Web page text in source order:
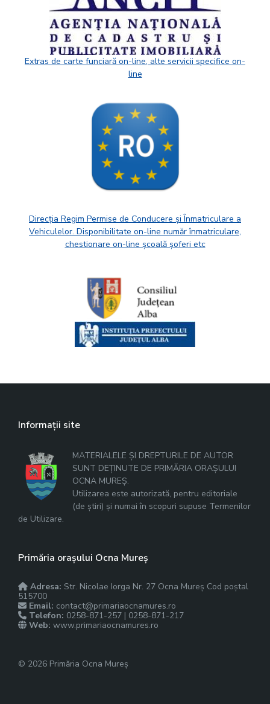
Extras de carte funciară on-line, alte servicii specifice on-
line
Direcția Regim Permise de Conducere și Înmatriculare a
Vehiculelor. Disponibilitate on-line număr înmatriculare,
chestionare on-line școală șoferi etc
Informații site
MATERIALELE ȘI DREPTURILE DE AUTOR
SUNT DEȚINUTE DE PRIMĂRIA ORAȘULUI
OCNA MUREȘ.
Utilizarea este autorizată, pentru editoriale
(de știri) și numai în scopuri supuse Termenilor
de Utilizare.
Primăria orașului Ocna Mureș
Adresa: Str. Nicolae Iorga Nr. 27 Ocna Mureș Cod poștal
515700
Email: contact@primariaocnamures.ro
Telefon: 0258-871-257 | 0258-871-217
Web: www.primariaocnamures.ro
© 2026 Primăria Ocna Mureș